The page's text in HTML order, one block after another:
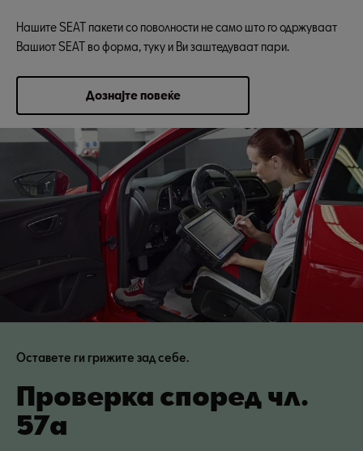
Нашите SEAT пакети со поволности не само што го одржуваат
Вашиот SEAT во форма, туку и Ви заштедуваат пари.
Дознајте повеќе
Оставете ги грижите зад себе.
Проверка според чл.
57a